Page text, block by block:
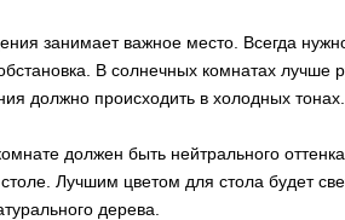
занимает важное место. Всегда
В солнечных комнатах лучше
должно происходить в холодных тонах.
должен быть нейтрального
Лучшим цветом для стола будет
дерева.